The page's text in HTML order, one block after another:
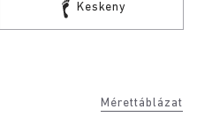
Keskeny
Mérettáblázat